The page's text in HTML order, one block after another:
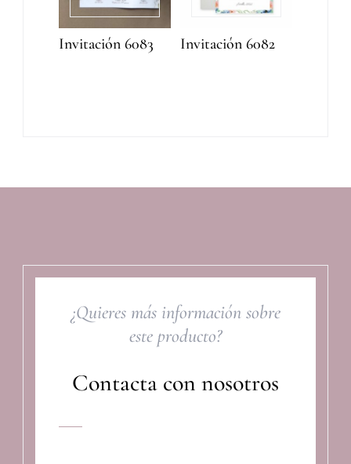
Invitación 6083 Invitación 6082
¿Quieres más información sobre
este producto?
Contacta con nosotros